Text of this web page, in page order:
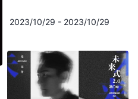
2023/10/29 - 2023/10/29